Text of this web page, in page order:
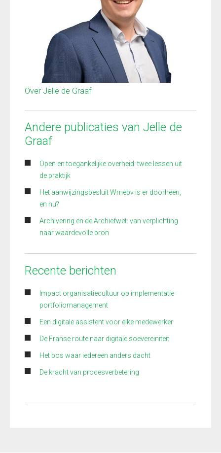
Over Jelle de Graaf
Andere publicaties van Jelle de
Graaf
Open en toegankelijke overheid: twee lessen uit
de praktijk
Het aanwijzingsbesluit Wmebv is er doorheen,
en nu?
Archivering en de Archiefwet: van verplichting
naar waardevolle bron
Recente berichten
Impact organisatiecultuur op implementatie
portfoliomanagement
Een digitale assistent voor elke medewerker
De Franse route naar digitale soevereiniteit
Het bos waar iedereen anders dacht
De kracht van procesverbetering